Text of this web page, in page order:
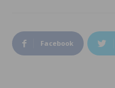
Facebook